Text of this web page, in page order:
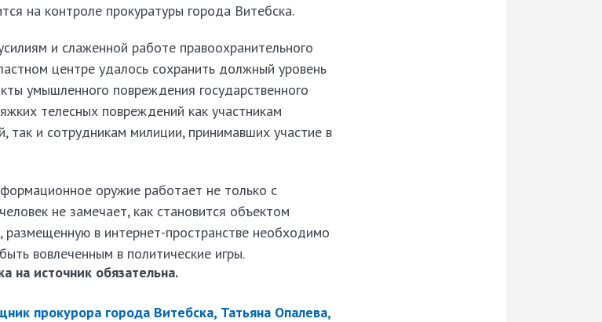
на контроле прокуратуры города Витебска.
и слаженной работе правоохранительного
центре удалось сохранить должный уровень
умышленного повреждения государственного
телесных повреждений как участникам
так и сотрудникам милиции, принимавших участие в
оружие работает не только с
не замечает, как становится объектом
в интернет-пространстве необходимо
вовлеченным в политические игры.
на источник обязательна.
прокурора города Витебска, Татьяна Опалева,